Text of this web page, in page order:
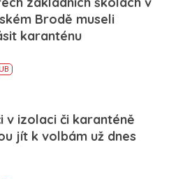
Brodě museli
karanténu
UB
v izolaci či karanténě
jít k volbám už dnes